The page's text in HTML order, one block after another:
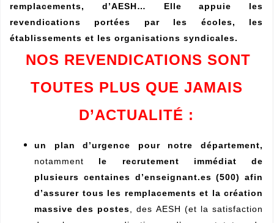
remplacements, d’AESH… Elle appuie les
revendications portées par les écoles, les
établissements et les organisations syndicales.
NOS REVENDICATIONS SONT
TOUTES PLUS QUE JAMAIS
D’ACTUALITÉ :
un plan d’urgence pour notre département,
notamment le recrutement immédiat de
plusieurs centaines d’enseignant.es (500) afin
d’assurer tous les remplacements et la création
massive des postes , des AESH (et la satisfaction